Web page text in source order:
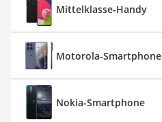
Mittelklasse-Handy
Motorola-Smartphone
Nokia-Smartphone